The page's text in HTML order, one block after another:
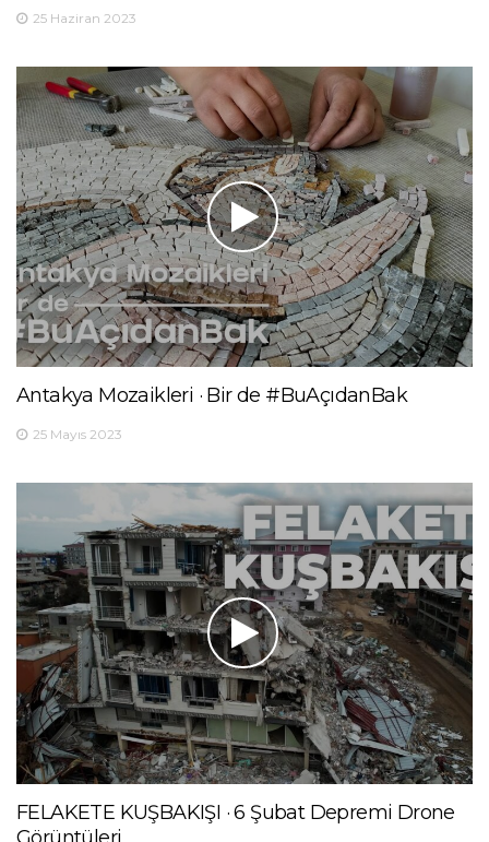
25 Haziran 2023
Antakya Mozaikleri · Bir de #BuAçıdanBak
25 Mayıs 2023
FELAKETE KUŞBAKIŞI · 6 Şubat Depremi Drone
Görüntüleri